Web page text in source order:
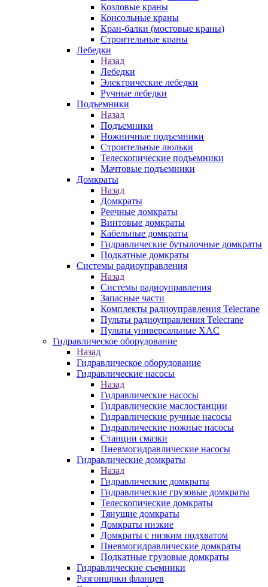
Козловые краны
Консольные краны
Кран-балки (мостовые краны)
Строительные краны
Лебедки
Назад
Лебедки
Электрические лебедки
Ручные лебедки
Подъемники
Назад
Подъемники
Ножничные подъемники
Строительные люльки
Телескопические подъемники
Мачтовые подъемники
Домкраты
Назад
Домкраты
Реечные домкраты
Винтовые домкраты
Кабельные домкраты
Гидравлические бутылочные домкраты
Подкатные домкраты
Системы радиоуправления
Назад
Системы радиоуправления
Запасные части
Комплекты радиоуправления Telecrane
Пульты радиоуправления Telecrane
Пульты универсальные XAC
Гидравлическое оборудование
Назад
Гидравлическое оборудование
Гидравлические насосы
Назад
Гидравлические насосы
Гидравлические маслостанции
Гидравлические ручные насосы
Гидравлические ножные насосы
Станции смазки
Пневмогидравлические насосы
Гидравлические домкраты
Назад
Гидравлические домкраты
Гидравлические грузовые домкраты
Телескопические домкраты
Тянущие домкраты
Домкраты низкие
Домкраты с низким подхватом
Пневмогидравлические домкраты
Подкатные грузовые домкраты
Гидравлические съемники
Разгонщики фланцев